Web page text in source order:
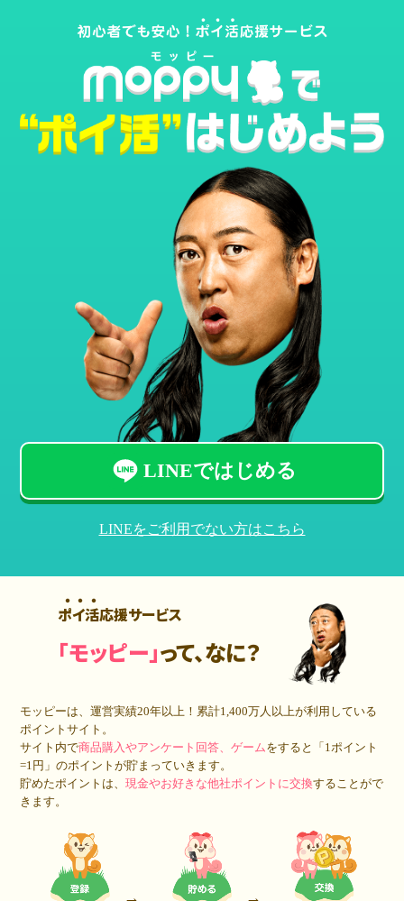
LINEではじめる
LINEをご利用でない方はこちら
ポイ活応援サービス
「モッピー」って、なに？
モッピーは、運営実績20年以上！累計1,400万人 以上が利用している
ポイントサイト。
サイト内で商品購入やアンケート回答、ゲームをすると「1ポイント
=1円」のポイントが貯まっていきます。
貯めたポイントは、現金やお好きな他社ポイントに交換することがで
きます。